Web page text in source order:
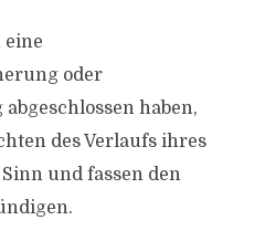
eine
oder
haben,
des Verlaufs ihres
und fassen den